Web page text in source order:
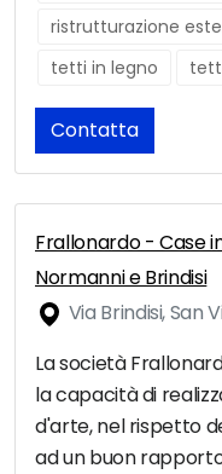
ristrutturazione
tetti in legno
Contatta
Frallonardo - Case
Normanni e Brindisi
Via Brindisi, San
La società
la capacità di
d'arte, nel rispetto
ad un buon